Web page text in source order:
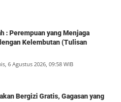
: Perempuan yang Menjaga
Kelembutan (Tulisan
6 Agustus 2026, 09:58 WIB
Bergizi Gratis, Gagasan yang